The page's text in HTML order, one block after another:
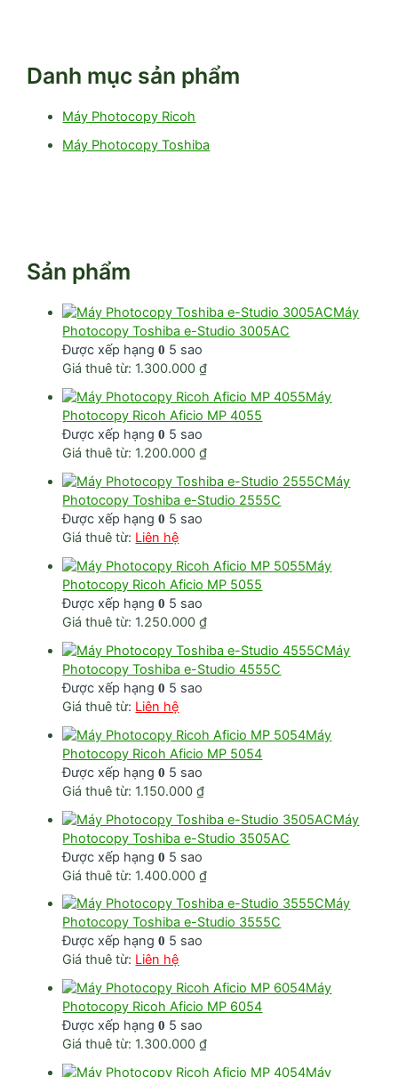
Danh mục sản phẩm
Máy Photocopy Ricoh
Máy Photocopy Toshiba
Sản phẩm
Máy
Photocopy Toshiba e-Studio 3005AC
Được xếp hạng0 5 sao
Giá thuê từ: 1.300.000₫
Máy
Photocopy Ricoh Aficio MP 4055
Được xếp hạng0 5 sao
Giá thuê từ: 1.200.000₫
Máy
Photocopy Toshiba e-Studio 2555C
Được xếp hạng0 5 sao
Giá thuê từ: Liên hệ
Máy
Photocopy Ricoh Aficio MP 5055
Được xếp hạng0 5 sao
Giá thuê từ: 1.250.000₫
Máy
Photocopy Toshiba e-Studio 4555C
Được xếp hạng0 5 sao
Giá thuê từ: Liên hệ
Máy
Photocopy Ricoh Aficio MP 5054
Được xếp hạng0 5 sao
Giá thuê từ: 1.150.000₫
Máy
Photocopy Toshiba e-Studio 3505AC
Được xếp hạng0 5 sao
Giá thuê từ: 1.400.000₫
Máy
Photocopy Toshiba e-Studio 3555C
Được xếp hạng0 5 sao
Giá thuê từ: Liên hệ
Máy
Photocopy Ricoh Aficio MP 6054
Được xếp hạng0 5 sao
Giá thuê từ: 1.300.000₫
Máy